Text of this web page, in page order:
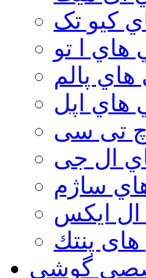
کیو تک
ا تو
پالم
اپل
تی سی
ال جی
ساژم
ايكس
پنتك
گوشي